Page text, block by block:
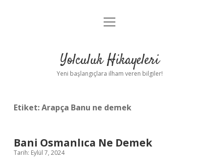
Anasayfa
Yasal Uyarı
menüyü
Yolculuk Hikayeleri
Yeni başlangıçlara ilham veren bilgiler!
Etiket:Arapça Banu ne demek
Bani Osmanlıca Ne Demek
Tarih: Eylül 7, 2024